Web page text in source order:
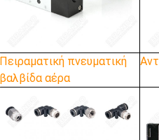
Πειραματική πνευματική
βαλβίδα αέρα